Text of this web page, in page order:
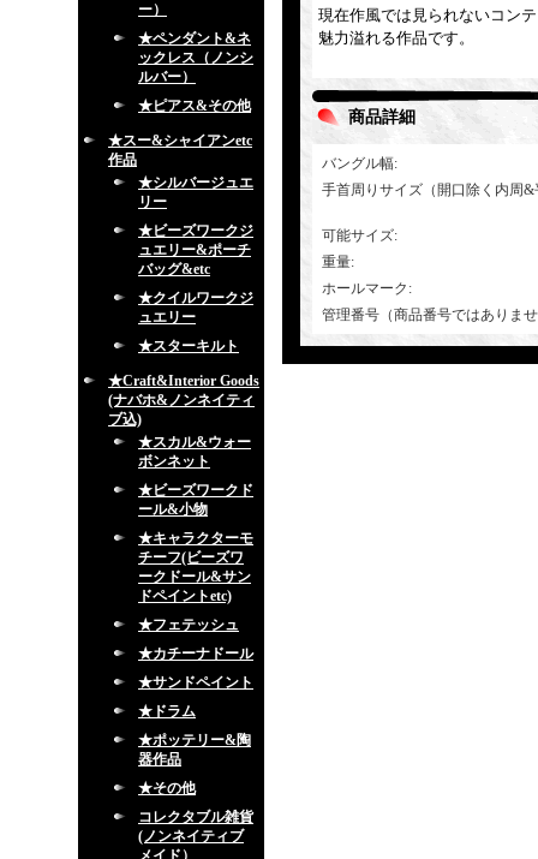
ー）
★ペンダント&ネ
ックレス（ノンシ
ルバー）
★ピアス&その他
★スー&シャイアンetc
作品
★シルバージュエ
リー
★ビーズワークジ
ュエリー&ポーチ
バッグ&etc
★クイルワークジ
ュエリー
★スターキルト
★Craft&Interior Goods
(ナバホ&ノンネイティ
ブ込)
★スカル&ウォー
ボンネット
★ビーズワークド
ール&小物
★キャラクターモ
チーフ(ビーズワ
ークドール&サン
ドペイントetc)
★フェテッシュ
★カチーナドール
★サンドペイント
★ドラム
★ポッテリー&陶
器作品
★その他
コレクタブル雑貨
(ノンネイティブ
メイド）
現在作風では見られないコン
魅力溢れる作品です。
商品詳細
バングル幅:
手首周りサイズ（開口除く内周&
可能サイズ:
重量:
ホールマーク :
管理番号（商品番号ではありま